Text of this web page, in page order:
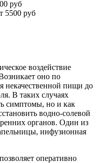
руб
5500 руб
воздействие
оно по
некачественной пищи до
В таких случаях
симптомы, но и как
водно-солевой
органов. Один из
инфузионная
оперативно